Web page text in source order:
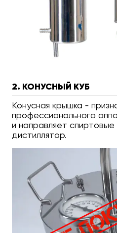
2. КОНУСНЫЙ КУБ
Конусная крышка -
профессионального
и направляет
дистиллятор.